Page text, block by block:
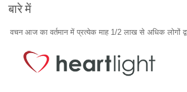
बारे में
वचन आज का वर्तमान में प्रत्येक माह 1/2 लाख से अधिक लोगों